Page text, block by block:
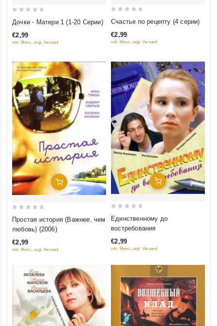
out
of
Дочки - Матери 1 (1-20 Серии)
€2,99
inkl. Mwst., zzgl. Versand
of
Счастье по рецепту (4 серии)
€2,99
inkl. Mwst., zzgl. Versand
Добавить В Корзину
out
5
Простая история (Важнее, чем
любовь) (2006)
€2,99
inkl. Mwst., zzgl. Versand
Добавить В Корзину
out
5
Единственному до
востребования
€2,99
inkl. Mwst., zzgl. Versand